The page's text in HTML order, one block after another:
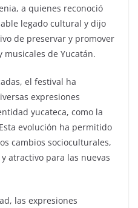
a quienes reconoció
legado cultural y dijo
de preservar y promover
de Yucatán.
el festival ha
expresiones
yucateca, como la
evolución ha permitido
cambios socioculturales,
atractivo para las nuevas
las expresiones